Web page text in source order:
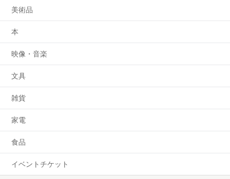
美術品
本
映像・音楽
文具
雑貨
家電
食品
イベントチケット